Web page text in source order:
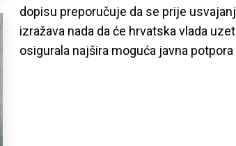
dopisu preporučuje da se prije
izražava nada da će hrvatska vlada
osigurala najšira moguća javna